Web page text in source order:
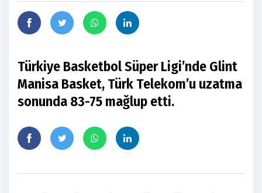
Türkiye Basketbol Süper Ligi’nde Glint
Manisa Basket, Türk Telekom’u uzatma
sonunda 83-75 mağlup etti.